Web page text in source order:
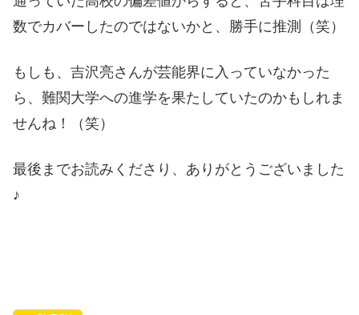
数でカバーしたのではないかと、勝手に推測（笑）
もしも、吉沢亮さんが芸能界に入っていなかった
ら、難関大学への進学を果たしていたのかもしれま
せんね！（笑）
最後までお読みくださり、ありがとうございました
♪